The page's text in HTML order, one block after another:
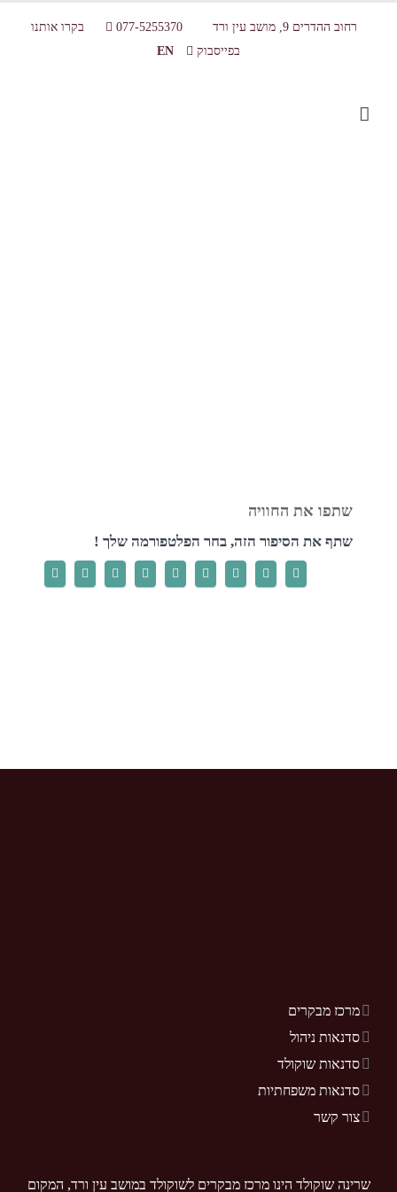
רחוב ההדרים 9, מושב עין ורד 077-5255370
בקרו אותנו
בפייסבוק
EN
שתף את הסיפור הזה, בחר הפלטפורמה שלך !
מרכז מבקרים
סדנאות ניהול
סדנאות שוקולד
סדנאות משפחתיות
צור קשר
שרינה שוקולד הינו מרכז מבקרים לשוקולד במושב עין ורד, המקום